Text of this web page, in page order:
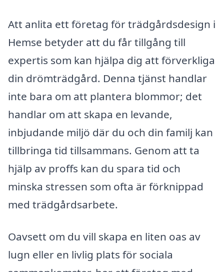
Att anlita ett företag för trädgårdsdesign i
Hemse betyder att du får tillgång till
expertis som kan hjälpa dig att förverkliga
din drömträdgård. Denna tjänst handlar
inte bara om att plantera blommor; det
handlar om att skapa en levande,
inbjudande miljö där du och din familj kan
tillbringa tid tillsammans. Genom att ta
hjälp av proffs kan du spara tid och
minska stressen som ofta är förknippad
med trädgårdsarbete.
Oavsett om du vill skapa en liten oas av
lugn eller en livlig plats för sociala